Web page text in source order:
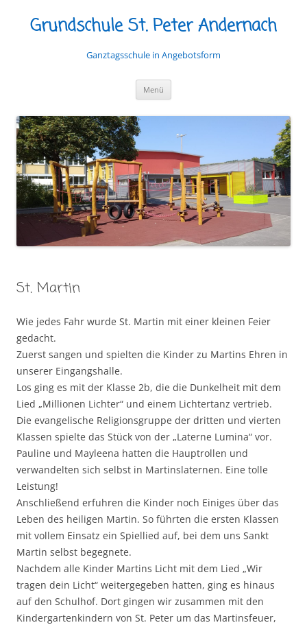
Grundschule St. Peter Andernach
Ganztagsschule in Angebotsform
Menü
St. Martin
Wie jedes Fahr wurde St. Martin mit einer kleinen Feier
gedacht.
Zuerst sangen und spielten die Kinder zu Martins Ehren in
unserer Eingangshalle.
Los ging es mit der Klasse 2b, die die Dunkelheit mit dem
Lied „Millionen Lichter“ und einem Lichtertanz vertrieb.
Die evangelische Religionsgruppe der dritten und vierten
Klassen spielte das Stück von der „Laterne Lumina“ vor.
Pauline und Mayleena hatten die Hauptrollen und
verwandelten sich selbst in Martinslaternen. Eine tolle
Leistung!
Anschließend erfuhren die Kinder noch Einiges über das
Leben des heiligen Martin. So führten die ersten Klassen
mit vollem Einsatz ein Spiellied auf, bei dem uns Sankt
Martin selbst begegnete.
Nachdem alle Kinder Martins Licht mit dem Lied „Wir
tragen dein Licht“ weitergegeben hatten, ging es hinaus
auf den Schulhof. Dort gingen wir zusammen mit den
Kindergartenkindern von St. Peter um das Martinsfeuer,